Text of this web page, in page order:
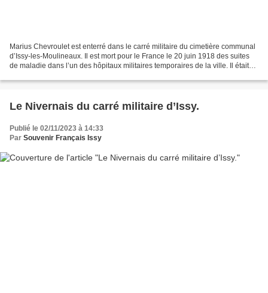
Marius Chevroulet est enterré dans le carré militaire du cimetière communal
d’Issy-les-Moulineaux. Il est mort pour le France le 20 juin 1918 des suites
de maladie dans l’un des hôpitaux militaires temporaires de la ville. Il était
Le Nivernais du carré militaire d’Issy.
Publié le 02/11/2023 à 14:33
Par Souvenir Français Issy